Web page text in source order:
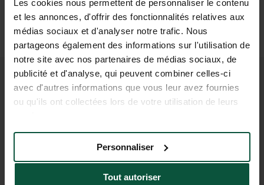
Les cookies nous permettent de personnaliser le contenu
et les annonces, d'offrir des fonctionnalités relatives aux
médias sociaux et d'analyser notre trafic. Nous
partageons également des informations sur l'utilisation de
notre site avec nos partenaires de médias sociaux, de
publicité et d'analyse, qui peuvent combiner celles-ci
avec d'autres informations que vous leur avez fournies
ou qu'ils ont collectées lors de votre utilisation de leurs
Tout autoriser
Personnaliser
Poi
Auto o taxi
(1h20 per Rodez e 1h40 per Montpellier)
UNISCITI ALLA NOSTRA
Per essere i primi a conoscere le novità e le offerte
promozionali di Huttopia!